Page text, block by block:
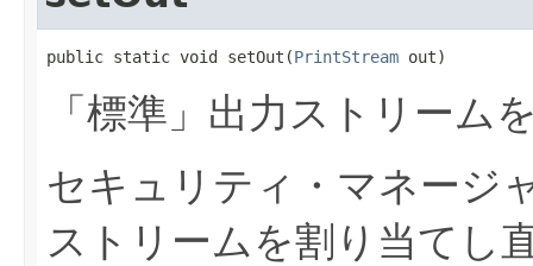
public static void setOut(PrintStream out)
「標準」出力ストリーム
セキュリティ・マネージ
ストリームを割り当てし